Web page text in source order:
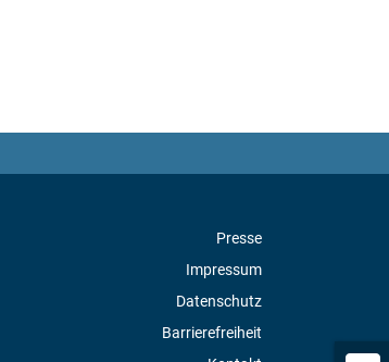
Presse
Impressum
Datenschutz
Barrierefreiheit